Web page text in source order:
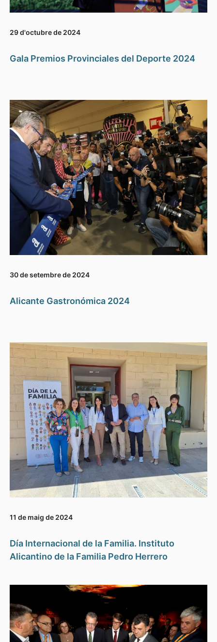
29 d'octubre de 2024
Gala Premios Provinciales del Deporte 2024
30 de setembre de 2024
Alicante Gastronómica 2024
11 de maig de 2024
Día Internacional de la Familia. Instituto
Alicantino de la Familia Pedro Herrero